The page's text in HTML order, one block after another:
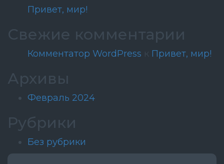
Привет, мир!
Свежие комментарии
Комментатор WordPress к Привет, мир!
Архивы
Февраль 2024
Рубрики
Без рубрики